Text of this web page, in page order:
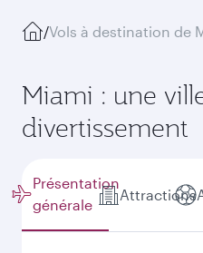
/Vols à destination de
Miami : une
divertissement
Présentation
générale
Attractions